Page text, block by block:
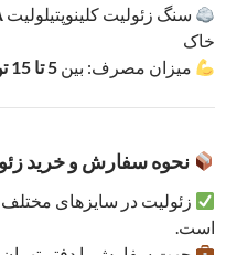
سنگ زئولیت کلینوپتیلولیت
خاک
میزان مصرف: بین5 تا 15 تن در هکتار
نحوه سفارش و خرید
زئولیت در سایزهای مختلف
است.